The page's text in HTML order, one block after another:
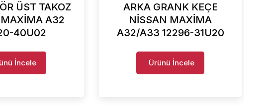
ÜST TAKOZ
A32
40U02
İncele
ARKA GRANK KEÇE
NİSSAN MAXİMA
A32/A33 12296-31U20
Ürünü İncele